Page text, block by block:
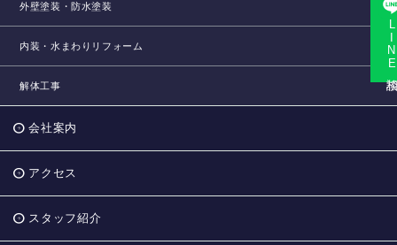
外壁塗装・防水塗装
内装・水まわりリフォーム
解体工事
会社案内
アクセス
スタッフ紹介